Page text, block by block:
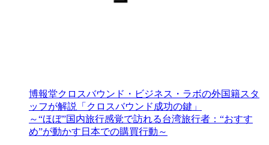
博報堂クロスバウンド・ビジネス・ラボの外国籍スタ
ッフが解説「クロスバウンド成功の鍵」
～“ほぼ”国内旅行感覚で訪れる台湾旅行者：“おすす
め”が動かす日本での購買行動～